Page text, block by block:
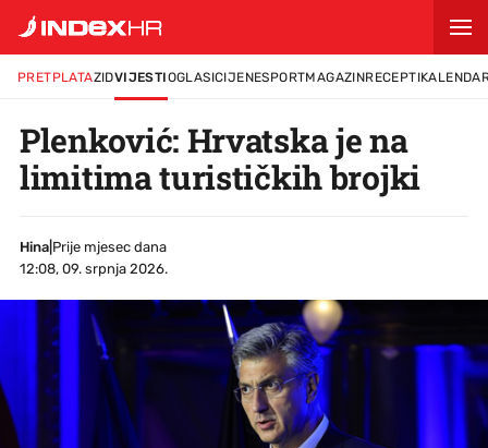
PRETPLATAZIDVIJESTIOGLASICIJENESPORTMAGAZINRECEPTI
Plenković: Hrvatska je na
limitima turističkih brojki
Hina
Prije mjesec dana
12:08, 09. srpnja 2026.